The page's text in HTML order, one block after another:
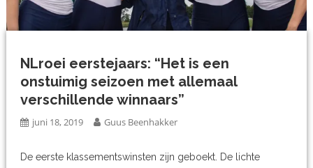
NLroei eerstejaars: “Het is een
onstuimig seizoen met allemaal
verschillende winnaars”
juni 18, 2019 Guus Beenhakker
De eerste klassementswinsten zijn geboekt. De lichte